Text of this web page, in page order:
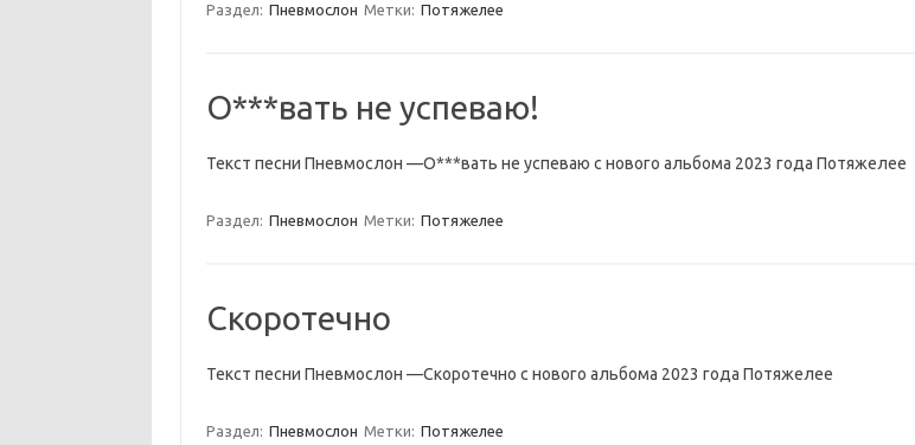
Раздел: Пневмослон Метки: Потяжелее
О***вать не успеваю!
Текст песни Пневмослон —О***вать не успеваю с нового альбома 2023 года Потяжелее
Раздел: Пневмослон Метки: Потяжелее
Скоротечно
Текст песни Пневмослон —Скоротечно с нового альбома 2023 года Потяжелее
Раздел: Пневмослон Метки: Потяжелее